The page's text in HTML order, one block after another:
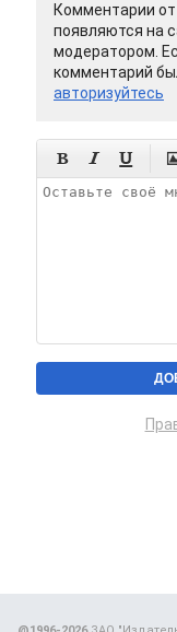
Комментарии
появляются на
модератором.
комментарий
авторизуйтесь
  